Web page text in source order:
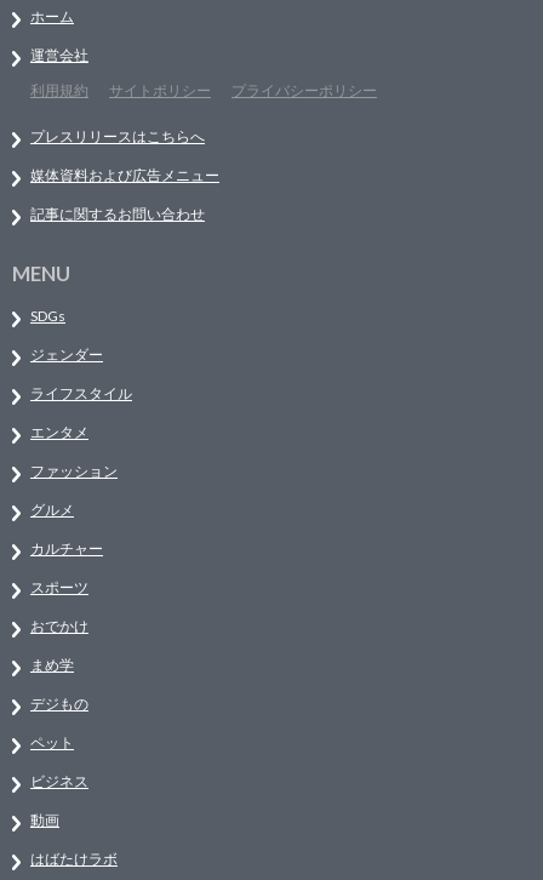
ホーム
運営会社
利用規約
サイトポリシー プライバシーポリシー
プレスリリースはこちらへ
媒体資料および広告メニュー
記事に関するお問い合わせ
MENU
SDGs
ジェンダー
ライフスタイル
エンタメ
ファッション
グルメ
カルチャー
スポーツ
おでかけ
まめ学
デジもの
ペット
ビジネス
動画
はばたけラボ